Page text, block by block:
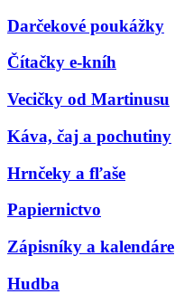
Darčekové poukážky
Čítačky e-kníh
Vecičky od Martinusu
Káva, čaj a pochutiny
Hrnčeky a fľaše
Papiernictvo
Zápisníky a kalendáre
Hudba